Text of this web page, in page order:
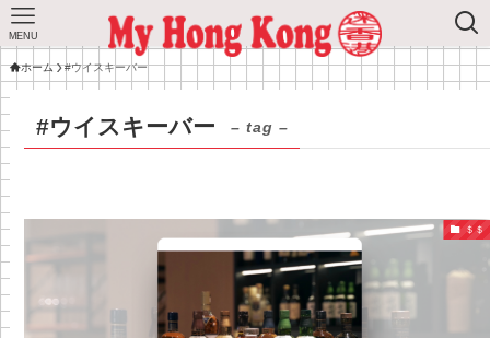
MENU
ホーム #ウイスキーバー
#ウイスキーバー – tag –
＄＄